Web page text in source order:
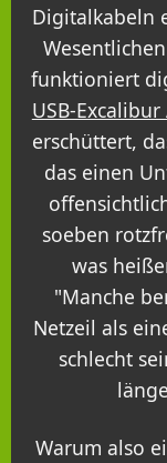
Digitalkabeln
funktioniert
USB-Excalibur
erschüttert,
das einen
soeben
was
"Manche
Netzeil als
schlecht
Warum also